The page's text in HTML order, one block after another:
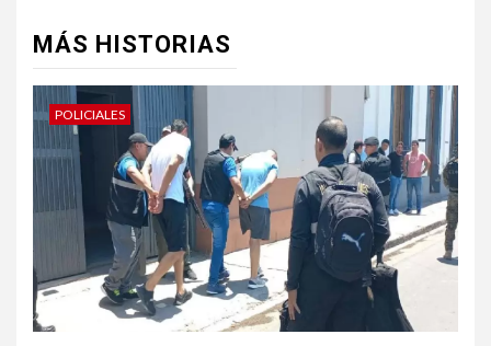
MÁS HISTORIAS
POLICIALES